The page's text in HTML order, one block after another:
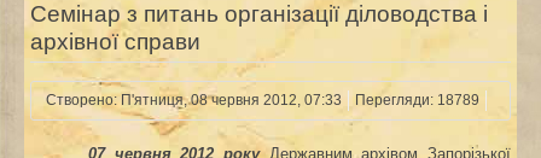
Семінар з питань організації діловодства і
архівної справи
Створено: П'ятниця, 08 червня 2012, 07:33 Перегляди: 18789
07 червня 2012 року Державним архівом
Запорізької